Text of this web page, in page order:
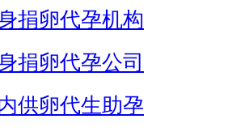
捐卵代孕机构
捐卵代孕公司
供卵代生助孕